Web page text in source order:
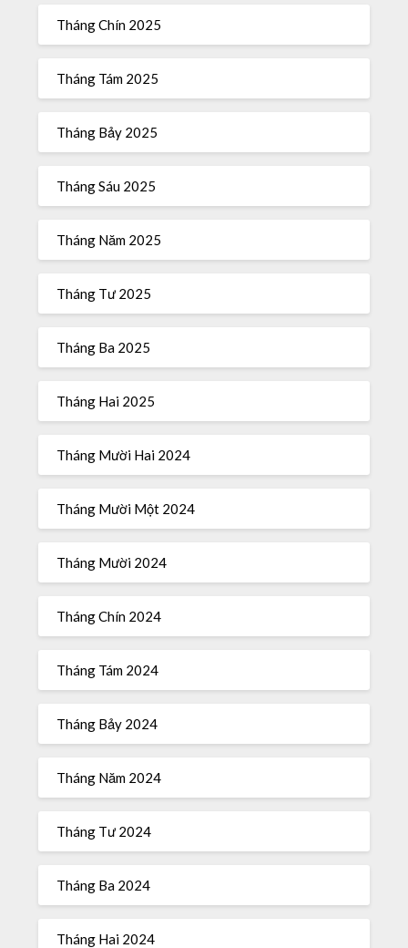
Tháng Chín 2025
Tháng Tám 2025
Tháng Bảy 2025
Tháng Sáu 2025
Tháng Năm 2025
Tháng Tư 2025
Tháng Ba 2025
Tháng Hai 2025
Tháng Mười Hai 2024
Tháng Mười Một 2024
Tháng Mười 2024
Tháng Chín 2024
Tháng Tám 2024
Tháng Bảy 2024
Tháng Năm 2024
Tháng Tư 2024
Tháng Ba 2024
Tháng Hai 2024